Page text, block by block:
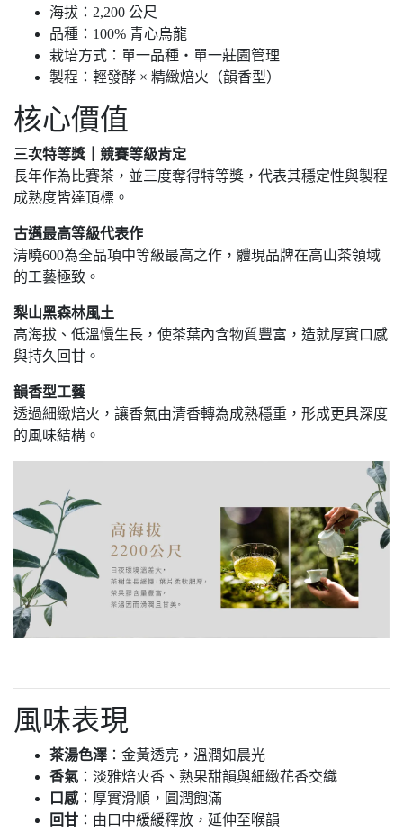
海拔：2,200 公尺
品種：100% 青心烏龍
栽培方式：單一品種・單一莊園管理
製程：輕發酵 × 精緻焙火（韻香型）
核心價值
三次特等獎｜競賽等級肯定
長年作為比賽茶，並三度奪得特等獎，代表其穩定性與製程
成熟度皆達頂標。
古邁最高等級代表作
清曉600為全品項中等級最高之作，體現品牌在高山茶領域
的工藝極致。
梨山黑森林風土
高海拔、低溫慢生長，使茶葉內含物質豐富，造就厚實口感
與持久回甘。
韻香型工藝
透過細緻焙火，讓香氣由清香轉為成熟穩重，形成更具深度
的風味結構。
風味表現
茶湯色澤 ：金黃透亮，溫潤如晨光
香氣 ：淡雅焙火香、熟果甜韻與細緻花香交織
口感：厚實滑順，圓潤飽滿
回甘 ：由口中緩緩釋放，延伸至喉韻